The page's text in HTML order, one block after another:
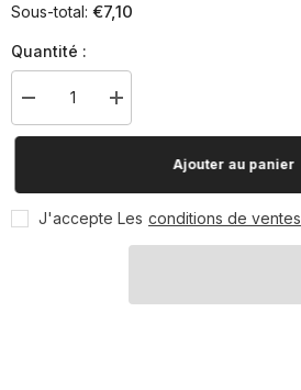
Sous-total: €7,10
Quantité :
Diminuer
la
quantité
Velpeau
strapp
3
Augmenter
la
quantité
Velpeau
strapp
3
cm
Ajouter au panier
J'accepte Les conditions de ventes